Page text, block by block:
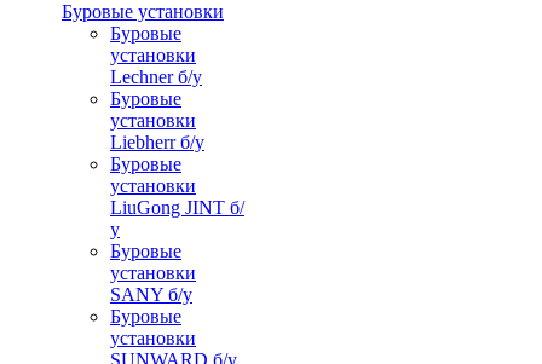
Буровые установки
Буровые
установки
Lechner б/у
Буровые
установки
Liebherr б/у
Буровые
установки
LiuGong JINT б/
у
Буровые
установки
SANY б/у
Буровые
установки
SUNWARD б/у